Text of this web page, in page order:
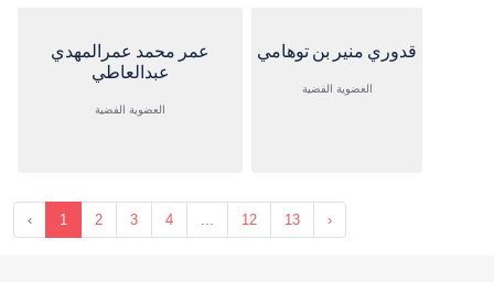
عمر محمد عمرالمهدي
عبدالعاطي
العضوية الفضية
قدوري منير بن توهامي
العضوية الفضية
‹ 1 2 3 4 ... 12 13 ›